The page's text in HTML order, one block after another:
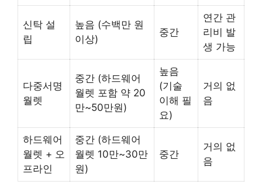
신탁 설
립
높음 (수백만 원
이상)
중간
연간 관
리비 발
생 가능
다중서명
월렛
중간 (하드웨어
월렛 포함 약 20
만~50만원)
높음
(기술
이해 필
요)
거의 없
음
하드웨어
월렛 + 오
프라인
중간 (하드웨어
월렛 10만~30만
원)
중간
거의 없
음